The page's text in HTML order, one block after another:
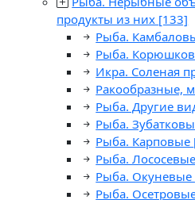
продукты из них [133]
Рыба.
Рыба.
Икра. Соленая
Ракообразные,
Рыба. Другие
Рыба.
Рыба. Карповые
Рыба. Лососевые
Рыба. Окуневые
Рыба.